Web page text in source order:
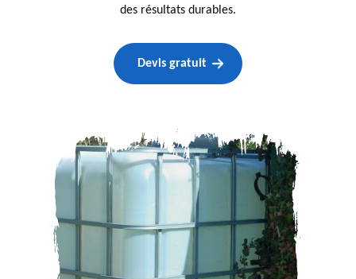
des résultats durables.
Devis gratuit